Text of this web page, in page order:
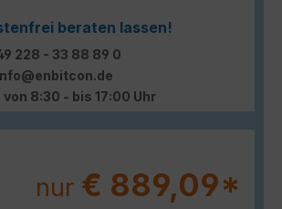
beraten lassen!
228 - 33 88 89 0
von 8:30 - bis 17:00 Uhr
nur € 889,09*